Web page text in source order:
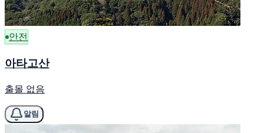
안전
아타고산
출몰 없음
알림